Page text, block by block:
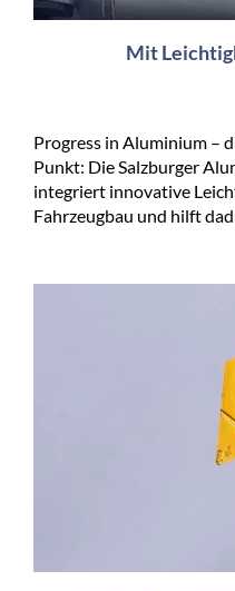
Mit
Progress in Aluminium –
Punkt: Die Salzburger
integriert innovative
Fahrzeugbau und hilft